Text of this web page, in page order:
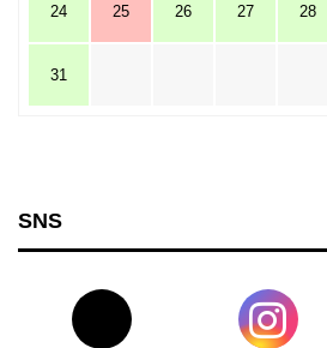
24 25 26 27 28
31
SNS